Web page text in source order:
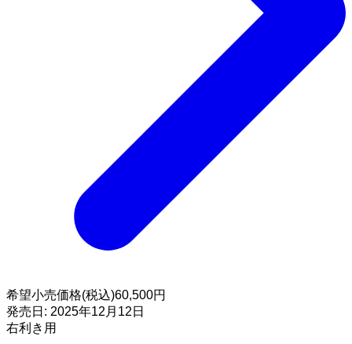
希望小売価格(税込)60,500円
発売日: 2025年12月12日
右利き用